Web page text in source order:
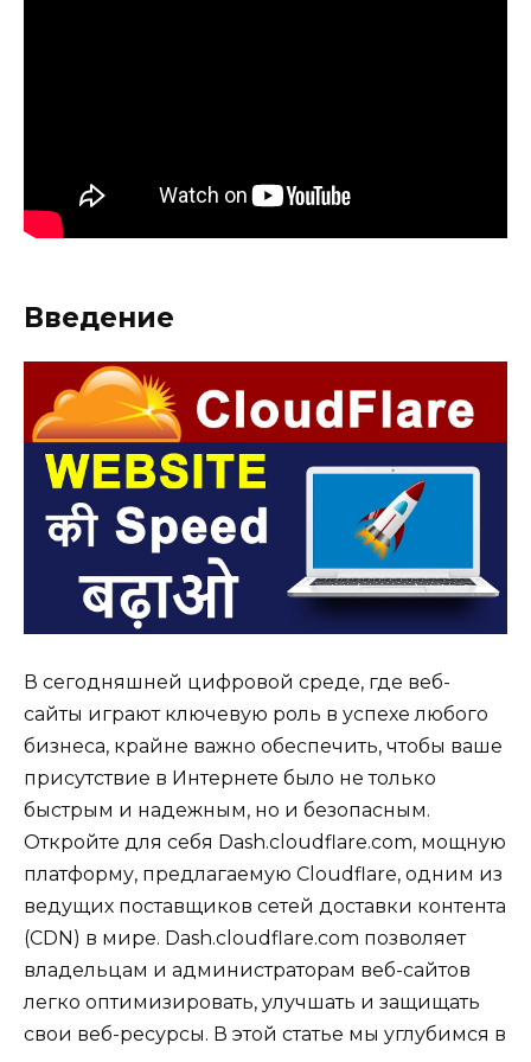
Введение
В сегодняшней цифровой среде, где веб-
сайты играют ключевую роль в успехе любого
бизнеса, крайне важно обеспечить, чтобы ваше
присутствие в Интернете было не только
быстрым и надежным, но и безопасным.
Откройте для себя Dash.cloudflare.com, мощную
платформу, предлагаемую Cloudflare, одним из
ведущих поставщиков сетей доставки контента
(CDN) в мире. Dash.cloudflare.com позволяет
владельцам и администраторам веб-сайтов
легко оптимизировать, улучшать и защищать
свои веб-ресурсы. В этой статье мы углубимся в